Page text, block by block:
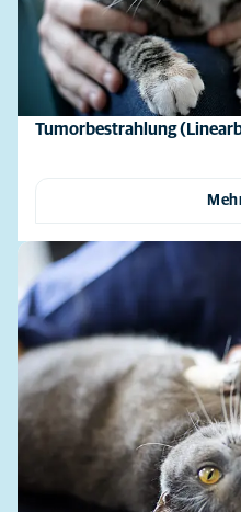
Tumorbestrahlung